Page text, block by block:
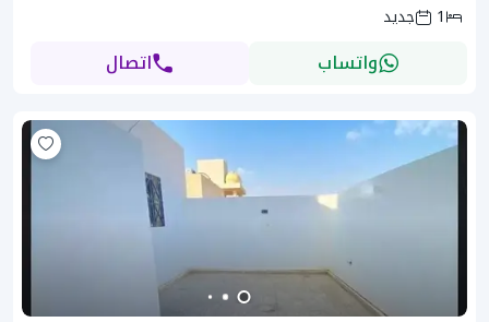
1
جديد
واتساب اتصال